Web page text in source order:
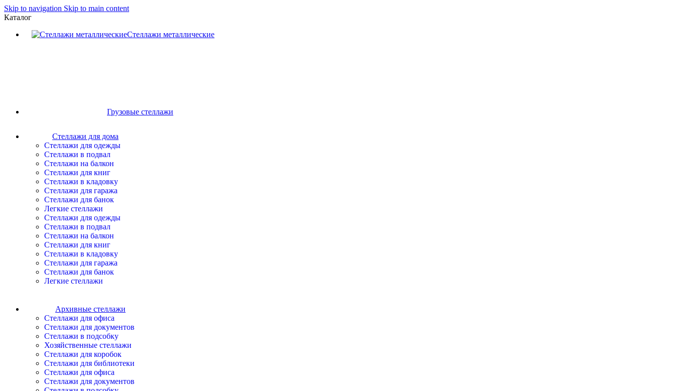
Skip to navigation Skip to main content
Каталог
Стеллажи металлические
Грузовые стеллажи
Стеллажи для дома
Стеллажи для одежды
Стеллажи в подвал
Стеллажи на балкон
Стеллажи для книг
Стеллажи в кладовку
Стеллажи для гаража
Стеллажи для банок
Легкие стеллажи
Стеллажи для одежды
Стеллажи в подвал
Стеллажи на балкон
Стеллажи для книг
Стеллажи в кладовку
Стеллажи для гаража
Стеллажи для банок
Легкие стеллажи
Архивные стеллажи
Стеллажи для офиса
Стеллажи для документов
Стеллажи в подсобку
Хозяйственные стеллажи
Стеллажи для коробок
Стеллажи для библиотеки
Стеллажи для офиса
Стеллажи для документов